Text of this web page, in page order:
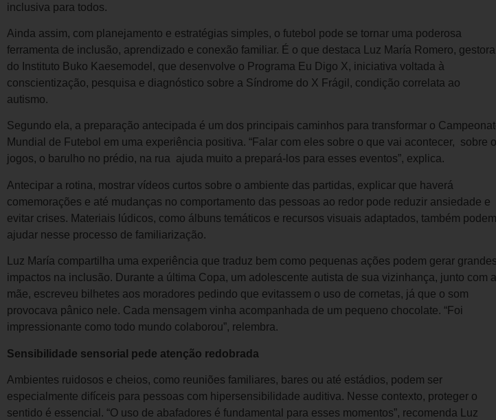
inclusiva para todos.
Ainda assim, com planejamento e estratégias simples, o futebol pode se tornar uma poderosa
ferramenta de inclusão, aprendizado e conexão familiar. É o que destaca Luz María Romero, gestora
do Instituto Buko Kaesemodel, que desenvolve o Programa Eu Digo X, iniciativa voltada à
conscientização, pesquisa e diagnóstico sobre a Síndrome do X Frágil, condição correlata ao
autismo.
Segundo ela, a preparação antecipada é um dos principais caminhos para transformar o
Mundial de Futebol em uma experiência positiva. “Falar com eles sobre o que vai acontecer, sobre
jogos, o barulho no prédio, na rua ajuda muito a prepará-los para esses eventos”, explica.
Antecipar a rotina, mostrar vídeos curtos sobre o ambiente das partidas, explicar que haverá
comemorações e até mudanças no comportamento das pessoas ao redor pode reduzir ansiedade e
evitar crises. Materiais lúdicos, como álbuns temáticos e recursos visuais adaptados, também podem
ajudar nesse processo de familiarização.
Luz María compartilha uma experiência que traduz bem como pequenas ações podem gerar grandes
impactos na inclusão. Durante a última Copa, um adolescente autista de sua vizinhança, junto com a
mãe, escreveu bilhetes aos moradores pedindo que evitassem o uso de cornetas, já que o som
provocava pânico nele. Cada mensagem vinha acompanhada de um pequeno chocolate. “Foi
impressionante como todo mundo colaborou”, relembra.
Sensibilidade sensorial pede atenção redobrada
Ambientes ruidosos e cheios, como reuniões familiares, bares ou até estádios, podem ser
especialmente difíceis para pessoas com hipersensibilidade auditiva. Nesse contexto, proteger o
sentido é essencial. “O uso de abafadores é fundamental para esses momentos”, recomenda Luz